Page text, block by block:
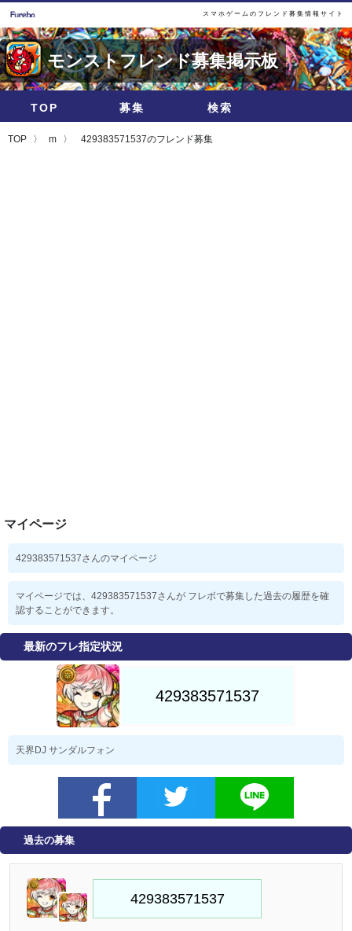
スマホゲームのフレンド募集情報サイト
モンストフレンド募集掲示板
TOP 募集 検索
TOP m 429383571537のフレンド募集
マイページ
429383571537さんのマイページ
マイページでは、429383571537さんが フレボで募集した過去の履歴を確
認することができます。
最新のフレ指定状況
天界DJ サンダルフォン
過去の募集